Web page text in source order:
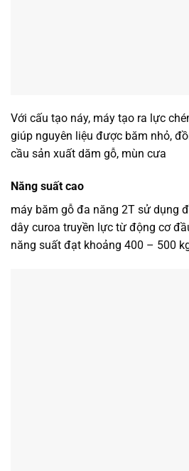
Với cấu tạo náy, máy tạo ra lực
giúp nguyên liệu được băm nhỏ,
cầu sản xuất dăm gỗ, mùn cưa
Năng suất cao
máy băm gỗ đa năng 2T sử dụng
dây curoa truyền lực từ động cơ
năng suất đạt khoảng 400 – 500